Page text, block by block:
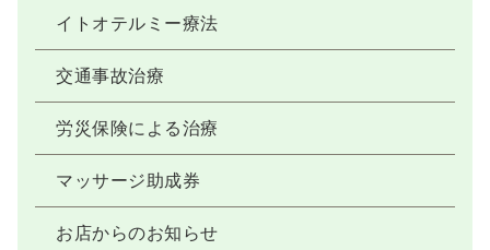
イトオテルミー療法
交通事故治療
労災保険による治療
マッサージ助成券
お店からのお知らせ